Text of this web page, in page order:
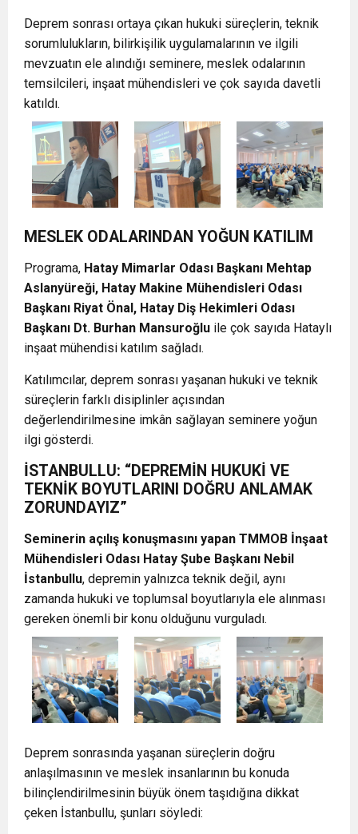
Deprem sonrası ortaya çıkan hukuki süreçlerin, teknik
sorumlulukların, bilirkişilik uygulamalarının ve ilgili
mevzuatın ele alındığı seminere, meslek odalarının
temsilcileri, inşaat mühendisleri ve çok sayıda davetli
katıldı.
MESLEK ODALARINDAN YOĞUN KATILIM
Programa, Hatay Mimarlar Odası Başkanı Mehtap
Aslanyüreği, Hatay Makine Mühendisleri Odası
Başkanı Riyat Önal, Hatay Diş Hekimleri Odası
Başkanı Dt. Burhan Mansuroğlu ile çok sayıda Hataylı
inşaat mühendisi katılım sağladı.
Katılımcılar, deprem sonrası yaşanan hukuki ve teknik
süreçlerin farklı disiplinler açısından
değerlendirilmesine imkân sağlayan seminere yoğun
ilgi gösterdi.
İSTANBULLU: “DEPREMİN HUKUKİ VE
TEKNİK BOYUTLARINI DOĞRU ANLAMAK
ZORUNDAYIZ”
Seminerin açılış konuşmasını yapan TMMOB İnşaat
Mühendisleri Odası Hatay Şube Başkanı Nebil
İstanbullu, depremin yalnızca teknik değil, aynı
zamanda hukuki ve toplumsal boyutlarıyla ele alınması
gereken önemli bir konu olduğunu vurguladı.
Deprem sonrasında yaşanan süreçlerin doğru
anlaşılmasının ve meslek insanlarının bu konuda
bilinçlendirilmesinin büyük önem taşıdığına dikkat
çeken İstanbullu, şunları söyledi: